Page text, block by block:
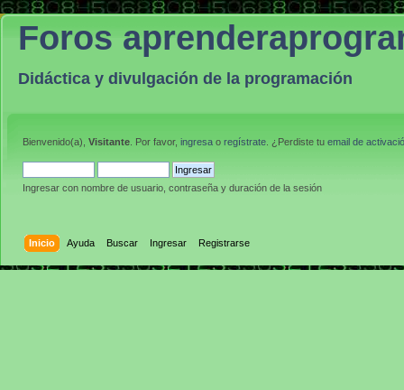
Foros
Didáctica y divulgación de la programación
Bienvenido(a), Visitante . Por favor, ingresa o regístrate . ¿Perdiste tu email de
Ingresar con nombre de usuario, contraseña y duración de la sesión
Inicio Ayuda Buscar Ingresar Registrarse